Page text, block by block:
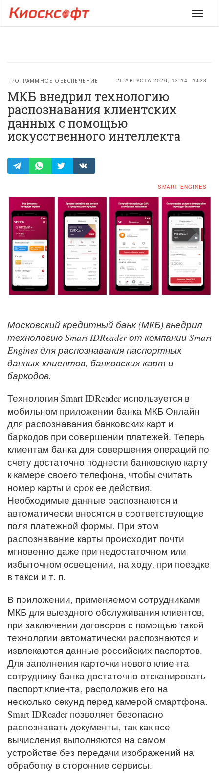
Меню
26 АВГУСТА 2020, 13:14 1438
ПРОГРАММНОЕ ОБЕСПЕЧЕНИЕ
МКБ внедрил технологию
распознавания клиентских
данных с помощью
искусственного интеллекта
SMART ENGINES
Московский кредитный банк (МКБ) внедрил
технологию Smart IDReaderот компании Smart
Engines для распознавания паспортных
данных клиентов, банковских карт и
баркодов.
Технология Smart IDReader используется в
мобильном приложении банка МКБ Онлайн
для распознавания банковских карт и
баркодов при совершении платежей. Теперь
клиентам банка для совершения операций по
счету достаточно поднести банковскую карту
к камере своего телефона, чтобы считать
номер карты и срок ее действия.
Необходимые данные распознаются и
автоматически вносятся в соответствующие
поля платежной формы. При этом
распознавание карты происходит почти
мгновенно даже при недостаточном или
избыточном освещении, на ходу, при поездке
в такси и т. п.
В приложении, применяемом сотрудниками
МКБ для выездного обслуживания клиентов,
при заключении договоров с помощью такой
технологии автоматически распознаются и
извлекаются данные российских паспортов.
Для заполнения карточки нового клиента
сотруднику банка достаточно отсканировать
паспорт клиента, расположив его на
несколько секунд перед камерой смартфона.
Smart IDReader позволяет безопасно
распознавать документы, так как все
вычисления выполняются на самом
устройстве без передачи изображений на
обработку в сторонние сервисы.